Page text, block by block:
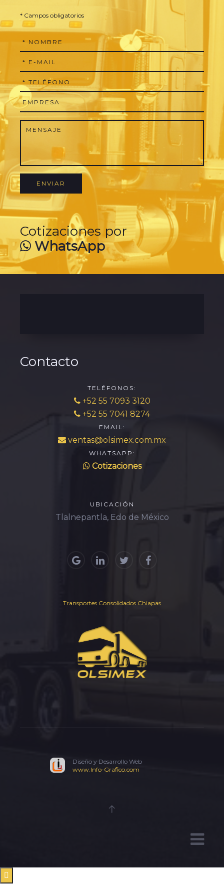
* Campos obligatorios
ENVIAR
Cotizaciones por
WhatsApp
Contacto
TELÉFONOS:
+52 55 7093 3120
+52 55 7041 8274
EMAIL:
ventas@olsimex.com.mx
WHATSAPP:
Cotizaciones
UBICACIÓN
Tlalnepantla, Edo de México
Transportes Consolidados Chiapas
Diseño y Desarrollo Web
www.Info-Grafico.com
